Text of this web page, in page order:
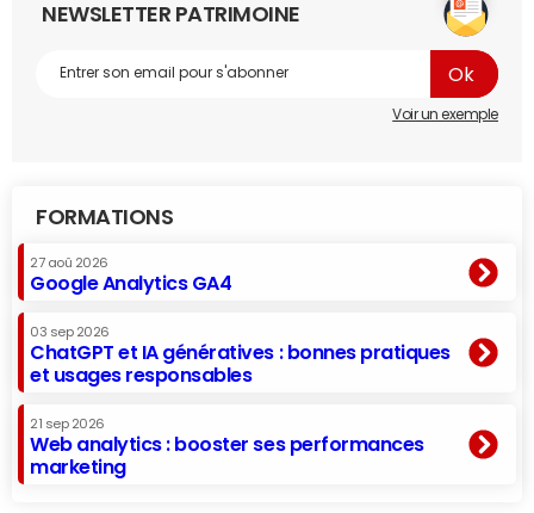
NEWSLETTER PATRIMOINE
Voir un exemple
FORMATIONS
27 aoû 2026
Google Analytics GA4
03 sep 2026
ChatGPT et IA génératives : bonnes pratiques
et usages responsables
21 sep 2026
Web analytics : booster ses performances
marketing